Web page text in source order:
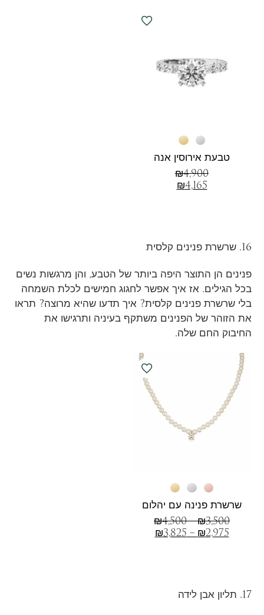
טבעת אירוסין אנה
₪4,900
₪4,165
16. שרשרת פנינים קלסית
פנינים הן התוצר היפה ביותר של הטבע, והן מרגשות נשים
בכל הגילים. אז איך אפשר לחגוג חמישים לכלת השמחה
בלי שרשרת פנינים קלסית? איך תדעו שהיא מרוצה? תראו
את הזוהר של הפנינים משתקף בעיניה ותרגישו את
החיבוק החם שלה.
שרשרת פנינה עם יהלום
₪3,500
–
₪4,500
₪2,975
–
₪3,825
17. תליון אבן לידה